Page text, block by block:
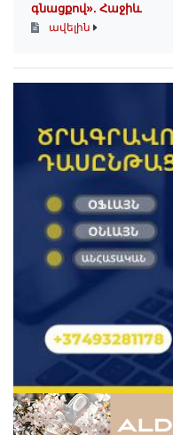
գնացքով»․ Հաջիև
ավելին